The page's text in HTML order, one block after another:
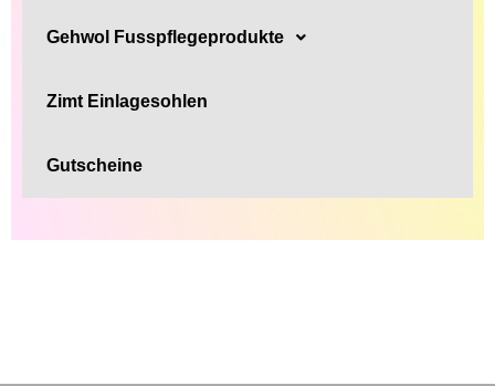
Gehwol Fusspflegeprodukte
Zimt Einlagesohlen
Gutscheine